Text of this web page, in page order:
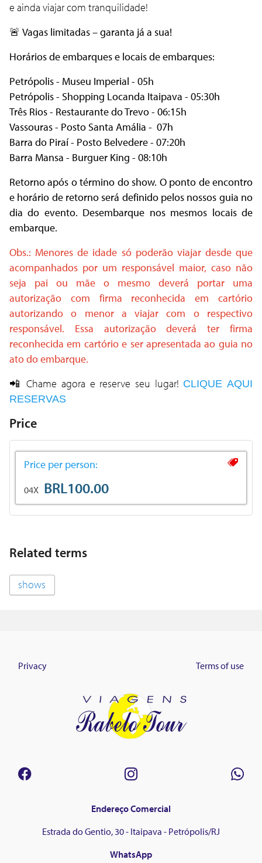
e ainda viajar com tranquilidade!
🚨 Vagas limitadas – garanta já a sua!
Horários de embarques e locais de embarques:
Petrópolis - Museu Imperial - 05h
Petrópolis - Shopping Locanda Itaipava - 05:30h
Três Rios - Restaurante do Trevo - 06:15h
Vassouras - Posto Santa Amália - 07h
Barra do Piraí - Posto Belvedere - 07:20h
Barra Mansa - Burguer King - 08:10h
Retorno após o término do show. O ponto de encontro
e horário de retorno será definido pelos nossos guia no
dia do evento. Desembarque nos mesmos locais de
embarque.
Obs.: Menores de idade só poderão viajar desde que
acompanhados por um responsável maior, caso não
seja pai ou mãe o mesmo deverá portar uma
autorização com firma reconhecida em cartório
autorizando o menor a viajar com o respectivo
responsável. Essa autorização deverá ter firma
reconhecida em cartório e ser apresentada ao guia no
ato do embarque.
📲 Chame agora e reserve seu lugar! CLIQUE AQUI
RESERVAS
Price
Price per person:
04X BRL100.00
Related terms
shows
Privacy Terms of use
Endereço Comercial
Estrada do Gentio, 30 - Itaipava - Petrópolis/RJ
WhatsApp